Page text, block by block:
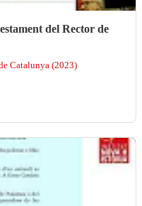
del Rector de
Catalunya (2023)